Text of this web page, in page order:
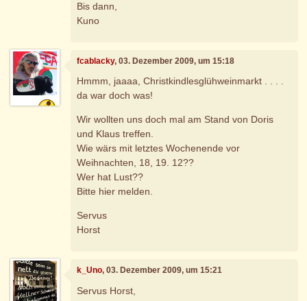
Bis dann,
Kuno
fcablacky, 03. Dezember 2009, um 15:18
Hmmm, jaaaa, Christkindlesglühweinmarkt . . . .
da war doch was!
Wir wollten uns doch mal am Stand von Doris
und Klaus treffen.
Wie wärs mit letztes Wochenende vor
Weihnachten, 18, 19. 12??
Wer hat Lust??
Bitte hier melden.
Servus
Horst
k_Uno, 03. Dezember 2009, um 15:21
Servus Horst,